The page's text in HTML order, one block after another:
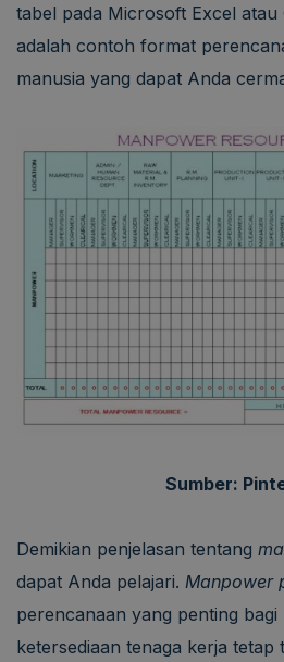
tabel pada Microsoft Excel
adalah contoh format
manusia yang dapat Anda
Sumber:
Demikian penjelasan tentang
dapat Anda pelajari. Manpower
perencanaan yang penting
ketersediaan tenaga kerja tetap